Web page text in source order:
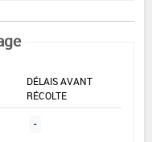
DÉLAIS AVANT
RÉCOLTE
-